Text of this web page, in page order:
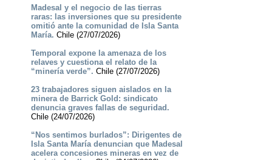
Madesal y el negocio de las tierras
raras: las inversiones que su presidente
omitió ante la comunidad de Isla Santa
María. Chile (27/07/2026)
Temporal expone la amenaza de los
relaves y cuestiona el relato de la
“minería verde”. Chile (27/07/2026)
23 trabajadores siguen aislados en la
minera de Barrick Gold: sindicato
denuncia graves fallas de seguridad.
Chile (24/07/2026)
“Nos sentimos burlados”: Dirigentes de
Isla Santa María denuncian que Madesal
acelera concesiones mineras en vez de